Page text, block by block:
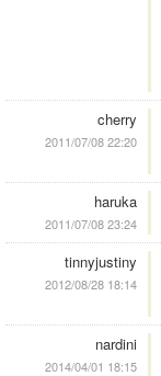
cherry
2011/07/08 22:20
haruka
2011/07/08 23:24
tinnyjustiny
2012/08/28 18:14
nardini
2014/04/01 18:15